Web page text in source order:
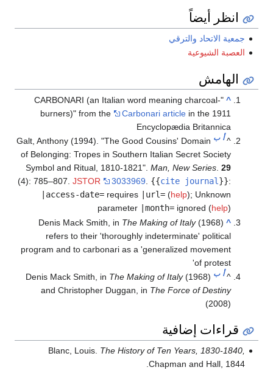
انظر أيضاً
جمعية الاتحاد والترقي
العصبة الشيوعية
الهامش
^
"CARBONARI (an Italian word meaning charcoal-
burners)" from the
Carbonari article in the 1911
Encyclopædia Britannica
^أ ب Galt, Anthony (1994). "The Good Cousins' Domain
of Belonging: Tropes in Southern Italian Secret Society
Symbol and Ritual, 1810-1821".Man, New Series .29
(4): 785–807.JSTOR 3033969 {{cite journal }}:
|access-date= requires |url= (help); Unknown
parameter
|month= ignored (help)
^
Denis Mack Smith, in The Making of Italy(1968)
refers to their 'thoroughly indeterminate' political
program and to carbonari as a 'generalized movement
of protest'
^أ ب Denis Mack Smith, in The Making of Italy(1968)
and Christopher Duggan, in The Force of Destiny
(2008)
قراءات إضافية
Blanc, Louis. The History of Ten Years, 1830-1840,
Chapman and Hall, 1844.